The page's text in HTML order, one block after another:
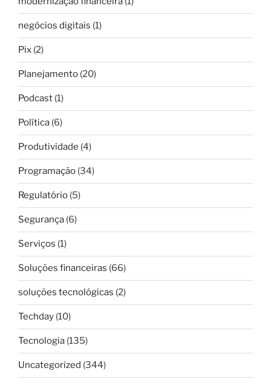
negócios digitais (1)
Pix (2)
Planejamento (20)
Podcast (1)
Política (6)
Produtividade (4)
Programação (34)
Regulatório (5)
Segurança (6)
Serviços (1)
Soluções financeiras (66)
soluções tecnológicas (2)
Techday (10)
Tecnologia (135)
Uncategorized (344)